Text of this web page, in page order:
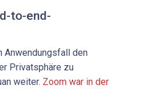
to-end-
Anwendungsfall den
Privatsphäre zu
weiter. Zoom war in der